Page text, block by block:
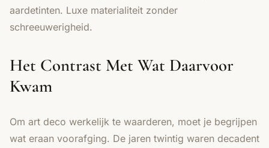
aardetinten. Luxe materialiteit zonder
schreeuwerigheid.
Het Contrast Met Wat Daarvoor
Kwam
Om art deco werkelijk te waarderen, moet je begrijpen
wat eraan voorafging. De jaren twintig waren decadent